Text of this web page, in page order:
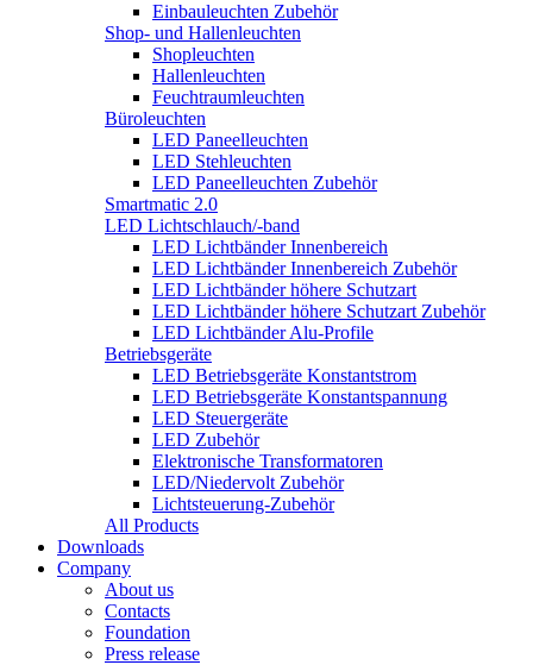
Einbauleuchten Zubehör
Shop- und Hallenleuchten
Shopleuchten
Hallenleuchten
Feuchtraumleuchten
Büroleuchten
LED Paneelleuchten
LED Stehleuchten
LED Paneelleuchten Zubehör
Smartmatic 2.0
LED Lichtschlauch/-band
LED Lichtbänder Innenbereich
LED Lichtbänder Innenbereich Zubehör
LED Lichtbänder höhere Schutzart
LED Lichtbänder höhere Schutzart Zubehör
LED Lichtbänder Alu-Profile
Betriebsgeräte
LED Betriebsgeräte Konstantstrom
LED Betriebsgeräte Konstantspannung
LED Steuergeräte
LED Zubehör
Elektronische Transformatoren
LED/Niedervolt Zubehör
Lichtsteuerung-Zubehör
All Products
Downloads
Company
About us
Contacts
Foundation
Press release